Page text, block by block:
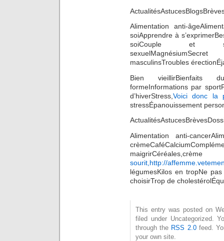
Alimentation anti-
soiApprendre à
soiCouple et
masculinsTroubles
Bien vieillirBienfaits
formeInformations par
d’hiverStress, Voici donc la
stressÉpanouissement
Alimentation anti-
sourit,http://
légumesKilos en tropNe
choisirTrop de
This entry was posted on
filed under Uncategorized.
through the RSS 2.0feed.
your own site.